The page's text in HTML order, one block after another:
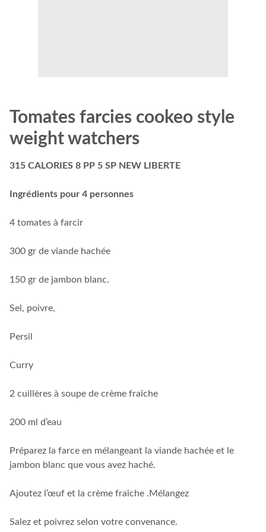
Tomates farcies cookeo style
weight watchers
315 CALORIES 8 PP 5 SP NEW LIBERTE
Ingrédients pour 4 personnes
4 tomates à farcir
300 gr de viande hachée
150 gr de jambon blanc.
Sel, poivre,
Persil
Curry
2 cuillères à soupe de crème fraîche
200 ml d’eau
Préparez la farce en mélangeant la viande hachée et le
jambon blanc que vous avez haché.
Ajoutez l’œuf et la crème fraîche .Mélangez
Salez et poivrez selon votre convenance.